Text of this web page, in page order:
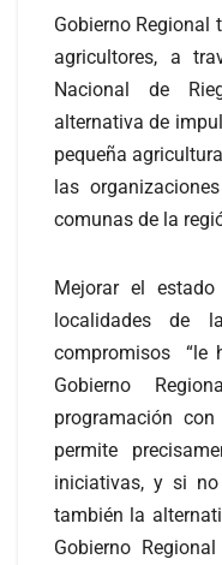
Gobierno Regional
agricultores, a
Nacional de
alternativa de
pequeña
las
comunas de la
Mejorar el
localidades
compromisos “le
Gobierno
programación
permite
iniciativas, y si
también la
Gobierno